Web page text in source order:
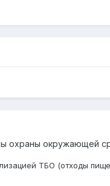
охраны окружающей
ТБО (отходы